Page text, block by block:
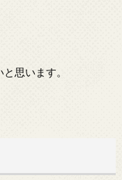
思います。